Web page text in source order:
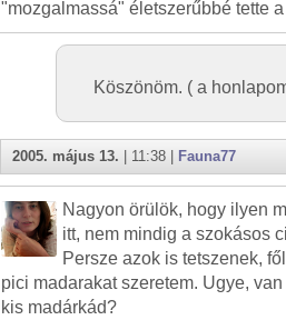
"mozgalmassá" életszerűbbé tette
Köszönöm. ( a
2005. május 13. | 11:38 | Fauna77
Nagyon örülök, hogy ilyen
itt, nem mindig a szokásos
Persze azok is tetszenek,
pici madarakat szeretem. Ugye,
kis madárkád?